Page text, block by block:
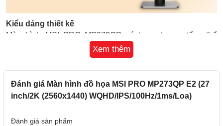
Kiểu dáng thiết kế
Màn hình MSI PRO MP273QP có trọng lượng tổng thể
7.6kg cùng kích thước rộng 61.3 cm, cao 41.3 cm. Dù chân
đế được cấu thành từ nhựa nhưng vẫn tỏ rõ sự cứng cáp
thiết kế gọn nhẹ, mang đến sự di động cho phép bạn di
chuyển đến bất kỳ vị trí nào trên bàn làm việc hay bàn học
một cách dễ dàng.
Xem thêm
Đánh giá Màn hình đồ họa MSI PRO MP273QP E2 (27
inch/2K (2560x1440) WQHD/IPS/100Hz/1ms/Loa)
Đánh giá sản phẩm